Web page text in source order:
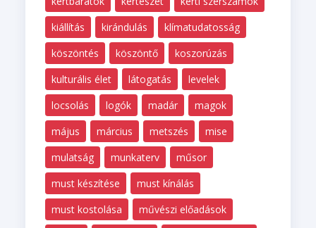
kiállítás
kirándulás
klímatudatosság
köszöntés
köszöntő
koszorúzás
kulturális élet
látogatás
levelek
locsolás
logók madár
magok
május
március metszés
mise
mulatság
munkaterv
műsor
must készítése
must kínálás
must kostolása
művészi előadások